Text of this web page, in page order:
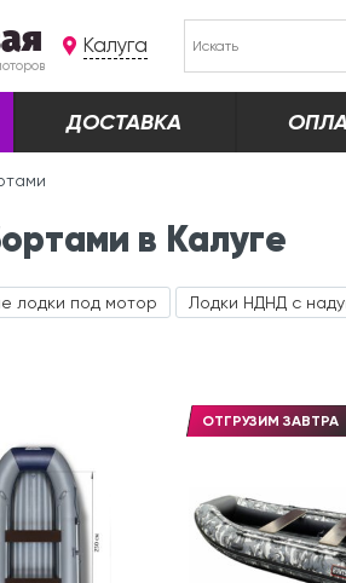
Калуга
ДОСТАВКА
в Калуге
лодки под мотор Лодки НДНД с
ОТГРУЗИМ ЗАВТРА